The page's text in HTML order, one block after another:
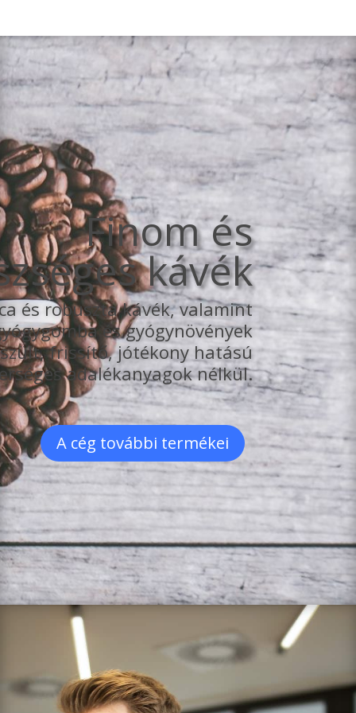
Finom és
kávék
és robuszta kávék, valamint
és gyógynövények
frissítő, jótékony hatású
adalékanyagok nélkül.
A cég további termékei